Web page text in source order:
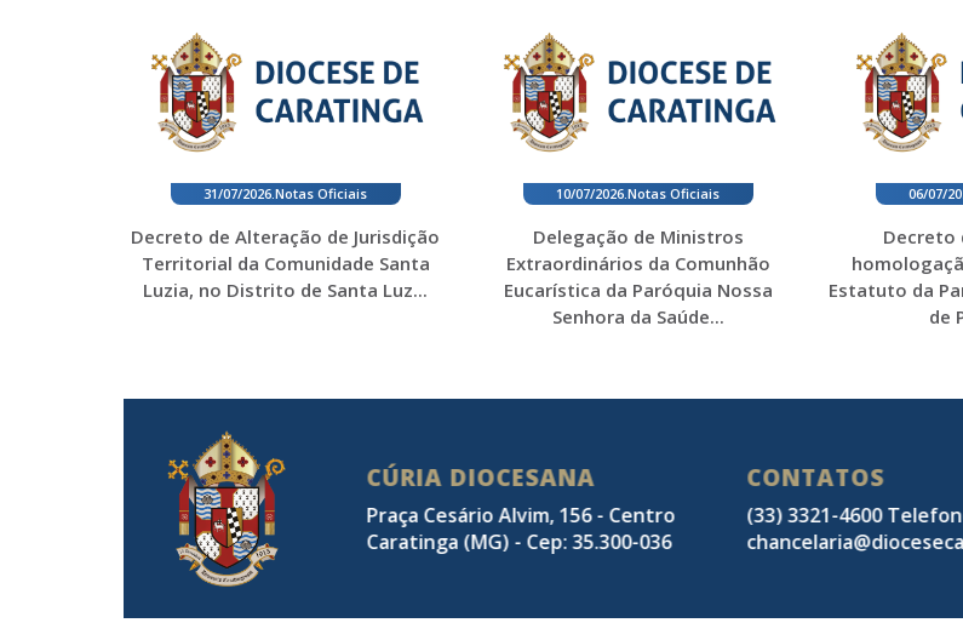
31/07/2026.Notas Oficiais
Decreto de Alteração de Jurisdição
Territorial da Comunidade Santa
Luzia, no Distrito de Santa Luz...
10/07/2026.Notas Oficiais
Delegação de Ministros
Extraordinários da Comunhão
Eucarística da Paróquia Nossa
Senhora da Saúde...
06/07/
Decreto
Estatuto da
de
CÚRIA DIOCESANA
Praça Cesário Alvim, 156 - Centro
Caratinga (MG) - Cep: 35.300-036
CONTATOS
(33) 3321-4600